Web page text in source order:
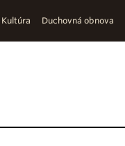
Kultúra Duchovná obnova